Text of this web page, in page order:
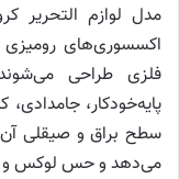
مدل لوازم التحریر
اکسسوری‌های
فلزی طراحی
پایه‌خودکار،
سطح براق و صیقلی
می‌دهد و حس لوکس و